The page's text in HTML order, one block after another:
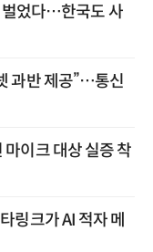
벌었다…한국도 사
과반 제공”…통신
이크 대상 실증 착
링크가 AI 적자 메